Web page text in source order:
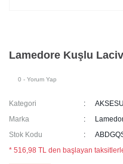
Lamedore Kuşlu
0 - Yorum Yap
Kategori
Marka
Stok Kodu
* 516,98 TL den başlayan